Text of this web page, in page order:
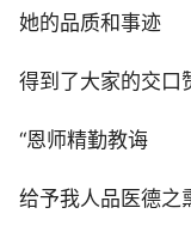
她的品质和事迹
得到了大家的交口
“恩师精勤教诲
给予我人品医德之